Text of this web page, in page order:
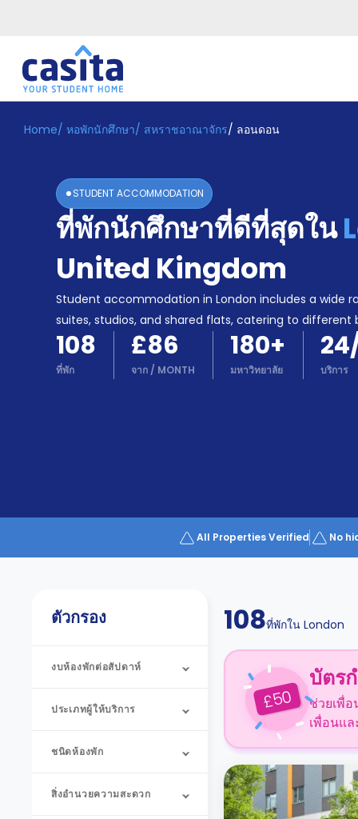
Home TH GBP
ระบบ
Booking
Accommodation
Become
Partner
Home/ หอพักนักศึกษา/ สหราชอาณาจักร/ ลอนดอน
STUDENT ACCOMMODATION
ที่พักนักศึกษาที่ดีที่สุดใน
United Kingdom
Student accommodation in London includes a wide
suites, studios, and shared flats, catering to different
108
ที่พัก
£86
จาก / MONTH
180+
มหาวิทยาลัย บริการ
All Properties Verified No
ตัวกรอง
งบห้องพักต่อสัปดาห์
ประเภทผู้ให้บริการ
ชนิดห้องพัก
สิ่งอำนวยความสะดวก
108ที่พักใน London
£50
บัตร
ช่วยเพื่
เพื่อนแ